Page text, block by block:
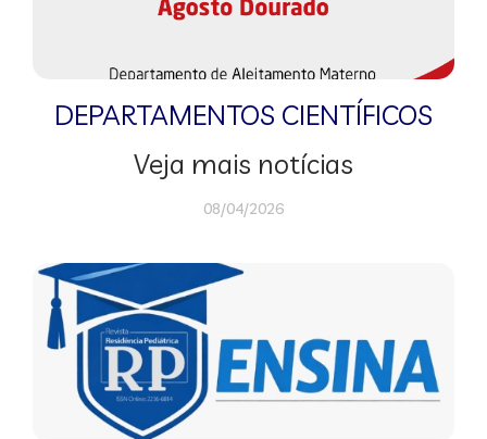
DEPARTAMENTOS CIENTÍFICOS
Veja mais notícias
08/04/2026